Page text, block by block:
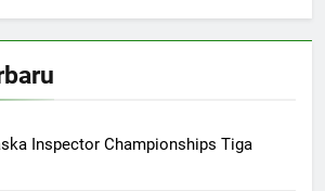
Inspector Championships Tiga